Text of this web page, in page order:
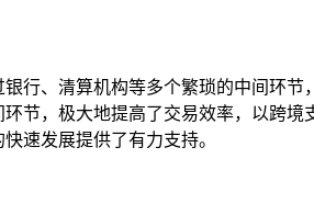
行、清算机构等多个繁琐的中间环
节，极大地提高了交易效率，以跨
速发展提供了有力支持。